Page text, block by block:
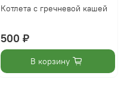
Котлета с гречневой кашей
500 ₽
В корзину